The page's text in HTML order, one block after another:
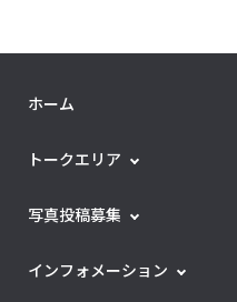
ホーム
トークエリア
写真投稿募集
インフォメーション